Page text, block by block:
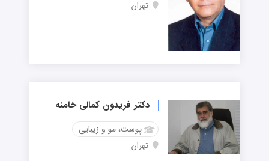
تهران
دکتر فریدون کمالی خامنه
پوست، مو و زیبایی
تهران